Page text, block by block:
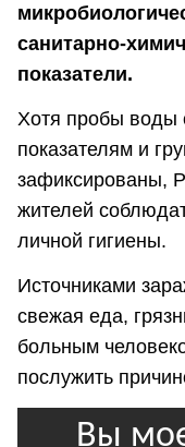
санитарно-
показатели.
Хотя пробы воды
показателям и
зафиксированы,
жителей
личной гигиены.
Источниками
свежая еда,
больным
послужить